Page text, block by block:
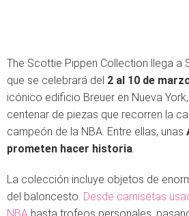
The Scottie Pippen Collection llega a
que se celebrará del 2 al 10 de
icónico edificio Breuer en Nueva
centenar de piezas que recorren la
campeón de la NBA. Entre ellas, unas
prometen hacer historia.
La colección incluye objetos de
del baloncesto. Desde camisetas